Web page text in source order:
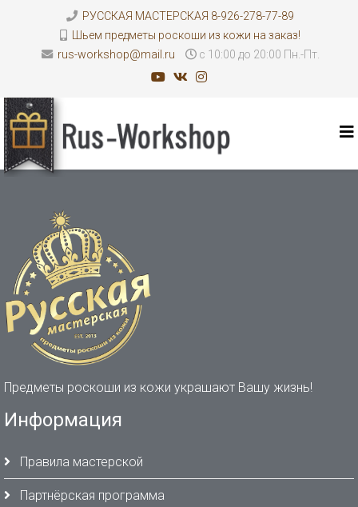
РУССКАЯ МАСТЕРСКАЯ 8-926-278-77-89
Шьем предметы роскоши из кожи на заказ!
rus-workshop@mail.ru
с 10:00 до 20:00 Пн.-Пт.
Предметы роскоши из кожи украшают Вашу жизнь!
Информация
Правила мастерской
Партнёрская программа